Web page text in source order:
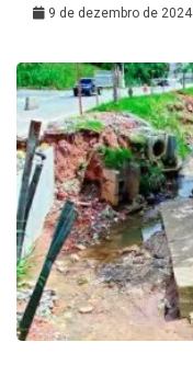
9 de dezembro de 2024